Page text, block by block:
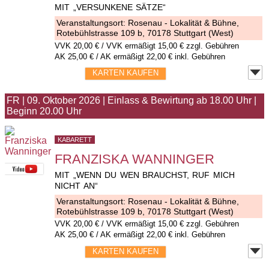
MIT „VERSUNKENE SÄTZE“
Veranstaltungsort: Rosenau - Lokalität & Bühne
Rotebühlstrasse 109 b, 70178 Stuttgart (West)
VVK 20,00 € / VVK ermäßigt 15,00 € zzgl. Gebühren
AK 25,00 € / AK ermäßigt 22,00 € inkl. Gebühren
KARTEN KAUFEN
FR 09. Oktober 2026 Einlass & Bewirtung ab 18.00 Uhr
Beginn 20.00 Uhr
KABARETT
FRANZISKA WANNINGER
MIT „WENN DU WEN BRAUCHST, RUF MICH
NICHT AN“
Veranstaltungsort: Rosenau - Lokalität & Bühne
Rotebühlstrasse 109 b, 70178 Stuttgart (West)
VVK 20,00 € / VVK ermäßigt 15,00 € zzgl. Gebühren
AK 25,00 € / AK ermäßigt 22,00 € inkl. Gebühren
KARTEN KAUFEN